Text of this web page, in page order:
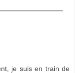
je suis en train de